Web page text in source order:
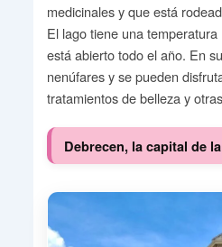
medicinales y que está
El lago tiene una
está abierto todo el año. En
nenúfares y se pueden
tratamientos de belleza y
Debrecen, la capital de